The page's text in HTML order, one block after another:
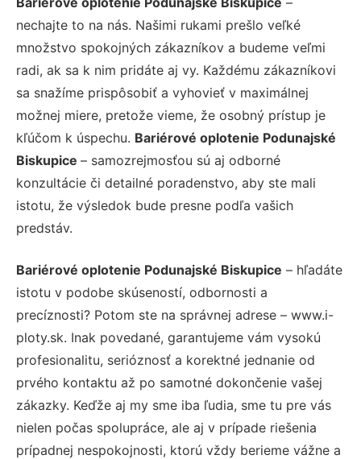
nechajte to na nás. Našimi rukami prešlo veľké
množstvo spokojných zákazníkov a budeme veľmi
radi, ak sa k nim pridáte aj vy. Každému zákazníkovi
sa snažíme prispôsobiť a vyhovieť v maximálnej
možnej miere, pretože vieme, že osobný prístup je
kľúčom k úspechu. Bariérové oplotenie Podunajské
Biskupice – samozrejmosťou sú aj odborné
konzultácie či detailné poradenstvo, aby ste mali
istotu, že výsledok bude presne podľa vašich
predstáv.
Bariérové oplotenie Podunajské Biskupice – hľadáte
istotu v podobe skúseností, odbornosti a
precíznosti? Potom ste na správnej adrese – www.i-
ploty.sk. Inak povedané, garantujeme vám vysokú
profesionalitu, serióznosť a korektné jednanie od
prvého kontaktu až po samotné dokončenie vašej
zákazky. Keďže aj my sme iba ľudia, sme tu pre vás
nielen počas spolupráce, ale aj v prípade riešenia
prípadnej nespokojnosti, ktorú vždy berieme vážne a